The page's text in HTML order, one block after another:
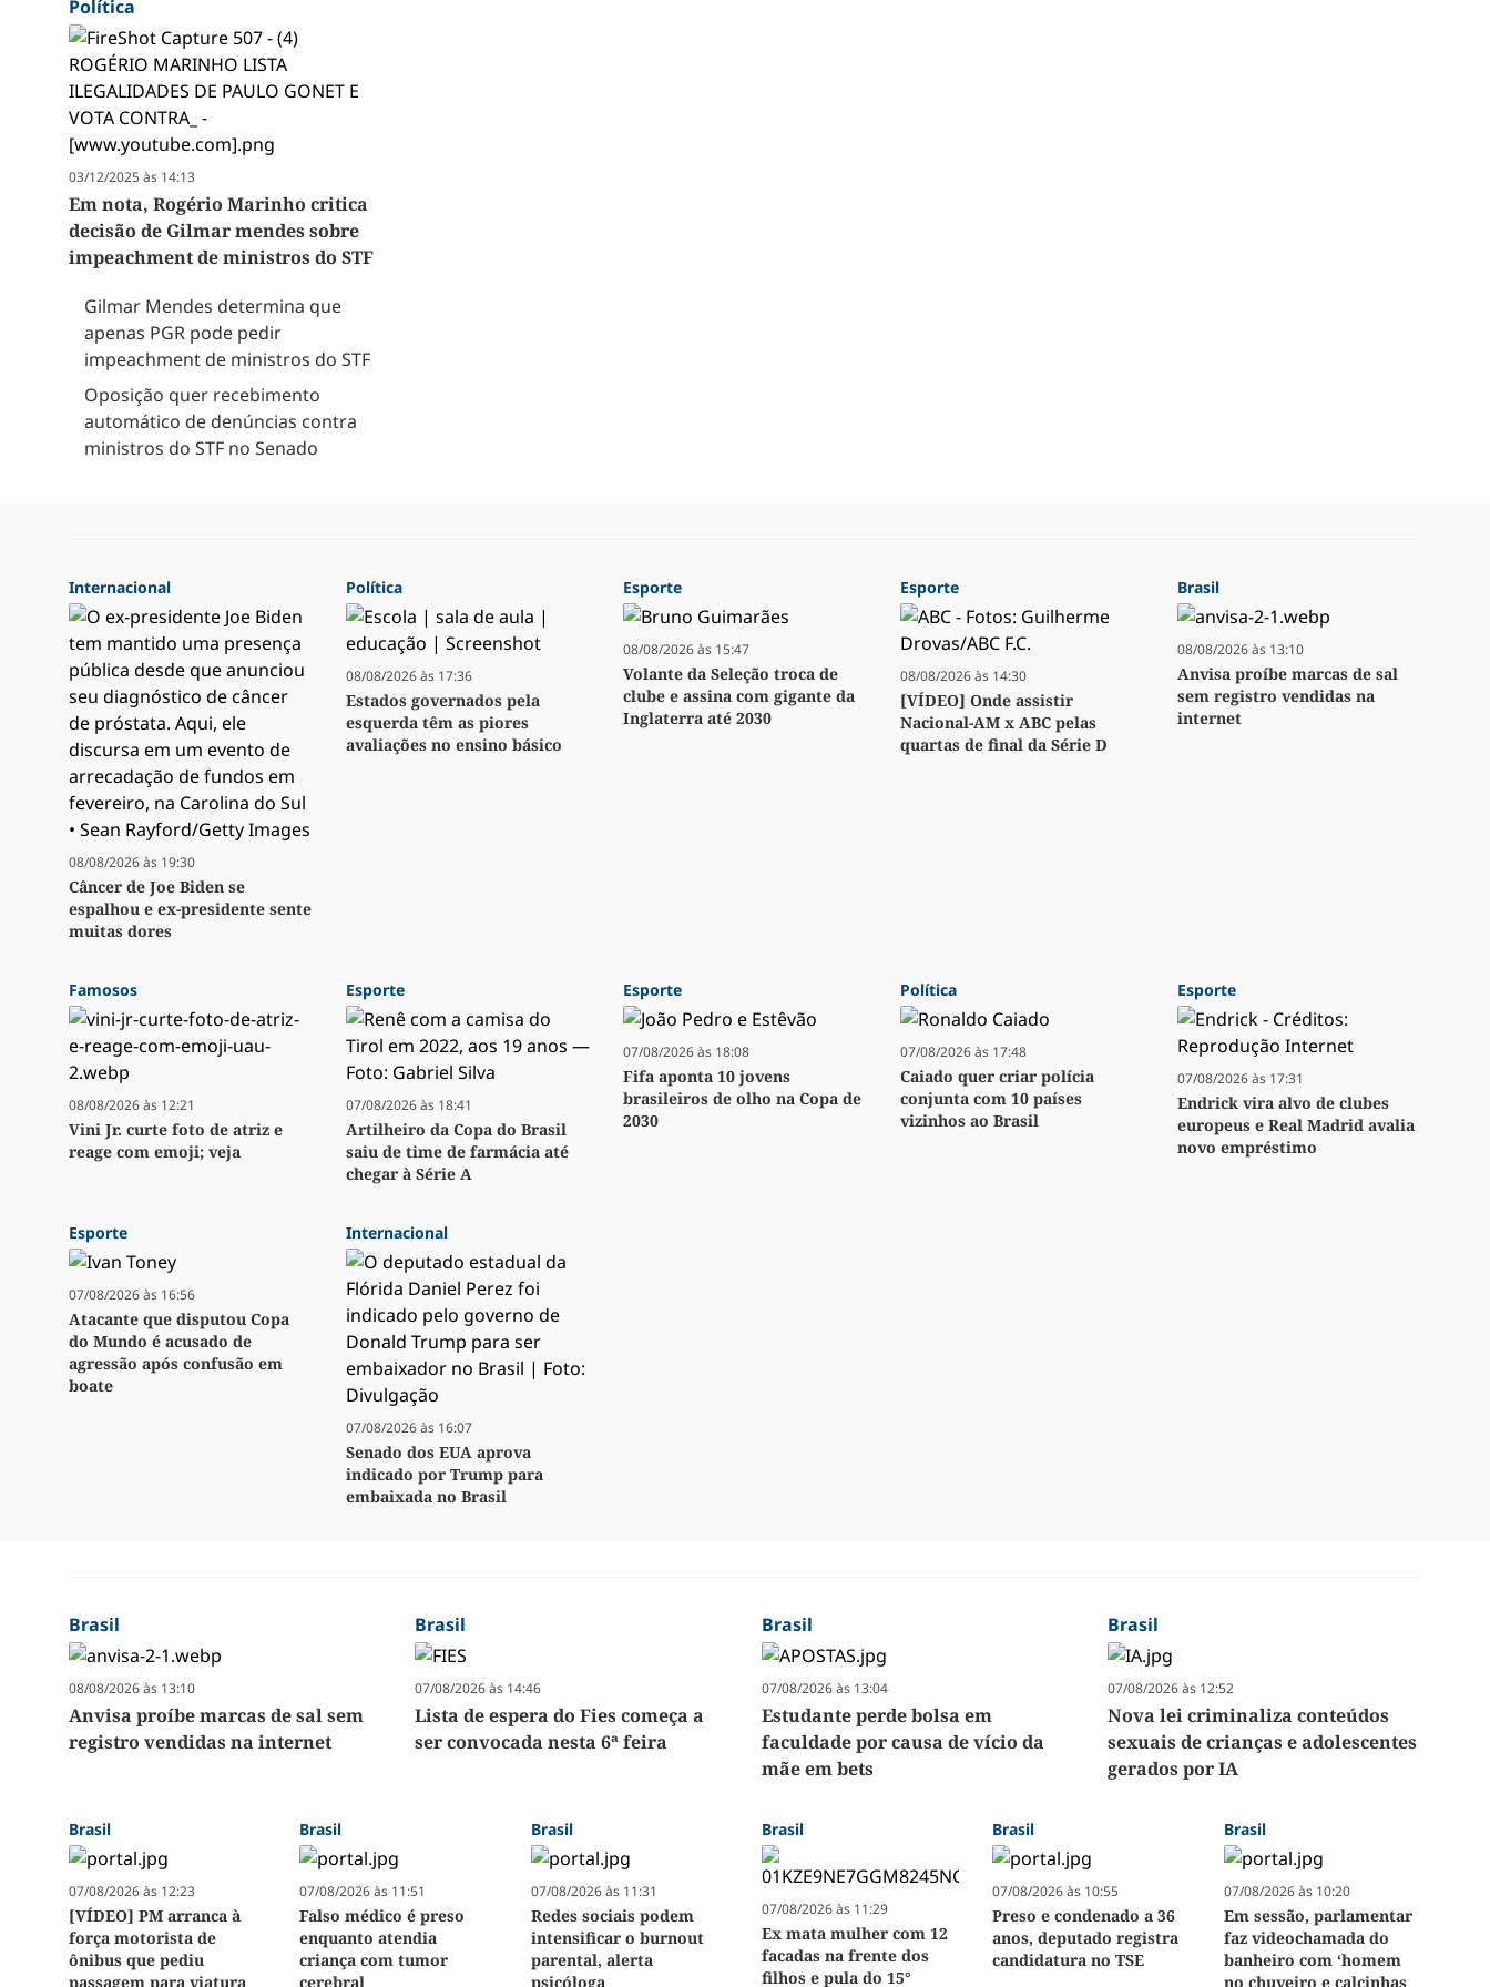
Política
03/12/2025 às 14:13
Em nota, Rogério Marinho critica
decisão de Gilmar mendes sobre
impeachment de ministros do STF
Gilmar Mendes determina que
apenas PGR pode pedir
impeachment de ministros do STF
Oposição quer recebimento
automático de denúncias contra
ministros do STF no Senado
Internacional
08/08/2026 às 19:30
Câncer de Joe Biden se
espalhou e ex-presidente sente
muitas dores
Política
08/08/2026 às 17:36
Estados governados pela
esquerda têm as piores
avaliações no ensino básico
Esporte
08/08/2026 às 15:47
Volante da Seleção troca de
clube e assina com gigante da
Inglaterra até 2030
Esporte
08/08/2026 às 14:30
[VÍDEO] Onde assistir
Nacional-AM x ABC pelas
quartas de final da Série D
Brasil
08/08/2026 às 13:10
Anvisa proíbe marcas de sal
sem registro vendidas na
internet
Famosos
08/08/2026 às 12:21
Vini Jr. curte foto de atriz e
reage com emoji; veja
Esporte
07/08/2026 às 18:41
Artilheiro da Copa do Brasil
saiu de time de farmácia até
chegar à Série A
Esporte
07/08/2026 às 18:08
Fifa aponta 10 jovens
brasileiros de olho na Copa de
2030
Política
07/08/2026 às 17:48
Caiado quer criar polícia
conjunta com 10 países
vizinhos ao Brasil
Esporte
07/08/2026 às 17:31
Endrick vira alvo de clubes
europeus e Real Madrid avalia
novo empréstimo
Esporte
07/08/2026 às 16:56
Atacante que disputou Copa
do Mundo é acusado de
agressão após confusão em
boate
Internacional
07/08/2026 às 16:07
Senado dos EUA aprova
indicado por Trump para
embaixada no Brasil
Brasil
08/08/2026 às 13:10
Anvisa proíbe marcas de sal sem
registro vendidas na internet
Brasil
07/08/2026 às 14:46
Lista de espera do Fies começa a
ser convocada nesta 6ª feira
Brasil
07/08/2026 às 13:04
Estudante perde bolsa em
faculdade por causa de vício da
mãe em bets
Brasil
07/08/2026 às 12:52
Nova lei criminaliza conteúdos
sexuais de crianças e adolescentes
gerados por IA
Brasil
07/08/2026 às 12:23
[VÍDEO] PM arranca à
força motorista de
ônibus que pediu
passagem para viatura
Brasil
07/08/2026 às 11:51
Falso médico é preso
enquanto atendia
criança com tumor
cerebral
Brasil
07/08/2026 às 11:31
Redes sociais podem
intensificar o burnout
parental, alerta
psicóloga
Brasil
07/08/2026 às 11:29
Ex mata mulher com 12
facadas na frente dos
filhos e pula do 15°
Brasil
07/08/2026 às 10:55
Preso e condenado a 36
anos, deputado registra
candidatura no TSE
Brasil
07/08/2026 às 10:20
Em sessão, parlamentar
faz videochamada do
banheiro com ‘homem
no chuveiro e calcinhas